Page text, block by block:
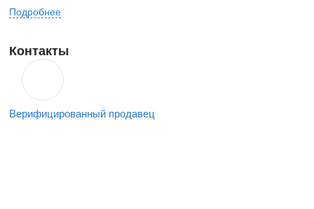
Подробнее
Контакты
Верифицированный продавец